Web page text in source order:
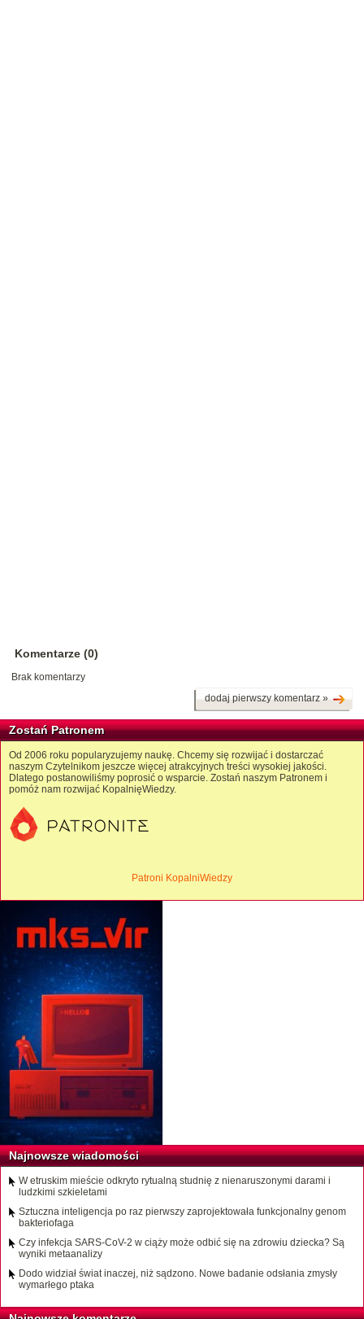
Komentarze (0)
Brak komentarzy
dodaj pierwszy komentarz »
Zostań Patronem
Od 2006 roku popularyzujemy naukę. Chcemy się rozwijać i dostarczać
naszym Czytelnikom jeszcze więcej atrakcyjnych treści wysokiej jakości.
Dlatego postanowiliśmy poprosić o wsparcie. Zostań naszym Patronem i
pomóż nam rozwijać KopalnięWiedzy.
Patroni KopalniWiedzy
Najnowsze wiadomości
W etruskim mieście odkryto rytualną studnię z nienaruszonymi darami i
ludzkimi szkieletami
Sztuczna inteligencja po raz pierwszy zaprojektowała funkcjonalny genom
bakteriofaga
Czy infekcja SARS-CoV-2 w ciąży może odbić się na zdrowiu dziecka? Są
wyniki metaanalizy
Dodo widział świat inaczej, niż sądzono. Nowe badanie odsłania zmysły
wymarłego ptaka